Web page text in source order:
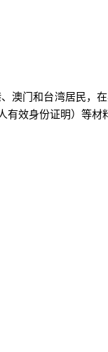
澳门和台湾居民，
效身份证明）等材